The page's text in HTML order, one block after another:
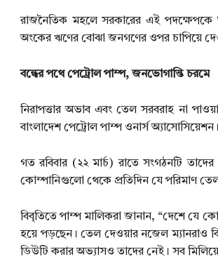
রাজনৈতিক মহলে সরকারের এই পদক্ষেপকে
অংকের ঋণের বোঝা জনগণের ওপর চাপিয়ে
বন্ধের পথে পেট্রোল পাম্প, জনভোগান্তি চরমে
নিরাপত্তার অভাব এবং তেল সরবরাহ না
বাংলাদেশ পেট্রোল পাম্প ওনার্স অ্যাসোসিয়েশন।
গত রবিবার (২২ মার্চ) রাতে সংগঠনটি
কোম্পানিগুলো থেকে প্রতিদিন যে পরিমাণ তেল
বিবৃতিতে পাম্প মালিকরা জানান, “দেশে যে
হয়ে পড়ছেন। তেল দেওয়ার নজেল ম্যানরাও
ডিউটি করার অভ্যাসও তাদের নেই। সব